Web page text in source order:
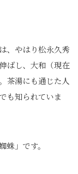
、やはり松永久秀
ばし、大和（現在
茶湯にも通じた人
も知られていま
」です。